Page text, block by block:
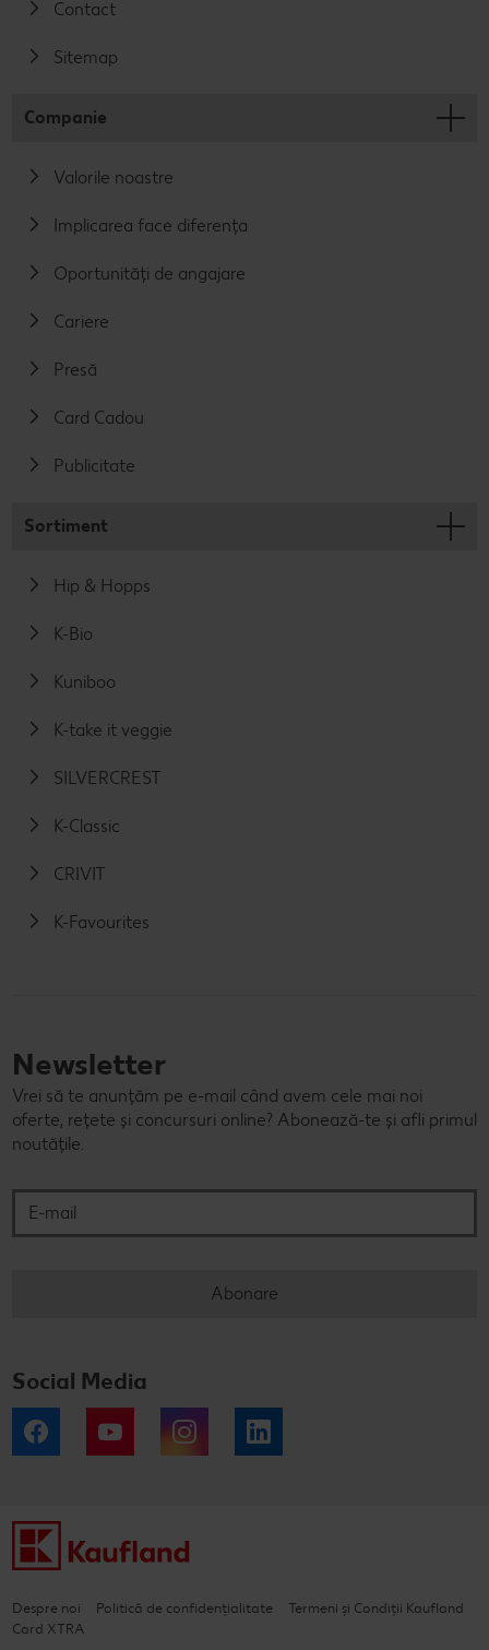
Contact
Sitemap
Companie
Valorile noastre
Implicarea face diferența
Oportunități de angajare
Cariere
Presă
Card Cadou
Publicitate
Sortiment
Hip & Hopps
K-Bio
Kuniboo
K-take it veggie
SILVERCREST
K-Classic
CRIVIT
K-Favourites
Newsletter
Vrei să te anunțăm pe e-mail când avem cele mai noi
oferte, rețete și concursuri online? Abonează-te și afli primul
noutățile.
Abonare
Social Media
Facebook YouTube Instagram
Despre noi Politică de confidențialitate
Termeni și Condiții Kaufland
Card XTRA